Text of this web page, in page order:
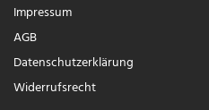
Impressum
AGB
Daten­schutz­erklärung
Widerrufs­recht